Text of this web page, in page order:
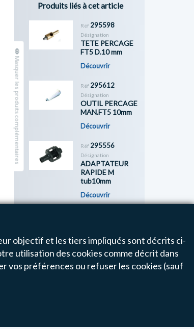
Masquer les produits complémentaires
Produits liés à cet article
Réf 295598
Désignation
TETE PERCAGE
FT5 D.10 mm
Découvrir
Réf 295612
Désignation
OUTIL PERCAGE
MAN.FT5 10mm
Découvrir
Réf 295556
Désignation
ADAPTATEUR
RAPIDE M
tub10mm
Découvrir
1
objectif et les tiers impliqués sont décrits ci-
utilisation des cookies comme décrit dans
vos préférences ou refuser les cookies (sauf
Un projet, une question ?